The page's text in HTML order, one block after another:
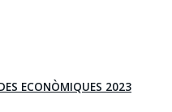
ECONÒMIQUES 2023